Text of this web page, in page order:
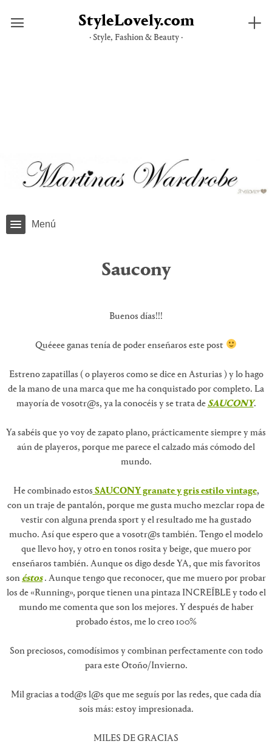
StyleLovely.com
· Style, Fashion & Beauty ·
Menú
Saucony
Buenos días!!!
Quéeee ganas tenía de poder enseñaros este post
Estreno zapatillas ( o playeros como se dice en Asturias ) y lo hago
de la mano de una marca que me ha conquistado por completo. La
mayoría de vosotr@s, ya la conocéis y se trata de SAUCONY.
Ya sabéis que yo voy de zapato plano, prácticamente siempre y más
aún de playeros, porque me parece el calzado más cómodo del
mundo.
He combinado estos SAUCONY granate y gris estilo vintage,
con un traje de pantalón, porque me gusta mucho mezclar ropa de
vestir con alguna prenda sport y el resultado me ha gustado
mucho. Así que espero que a vosotr@s también. Tengo el modelo
que llevo hoy, y otro en tonos rosita y beige, que muero por
enseñaros también. Aunque os digo desde YA, que mis favoritos
son éstos. Aunque tengo que reconocer, que me muero por probar
los de «Running», porque tienen una pintaza INCREÍBLE y todo el
mundo me comenta que son los mejores. Y después de haber
probado éstos, me lo creo 100%
Son preciosos, comodísimos y combinan perfectamente con todo
para este Otoño/Invierno.
Mil gracias a tod@s l@s que me seguís por las redes, que cada día
sois más: estoy impresionada.
MILES DE GRACIAS